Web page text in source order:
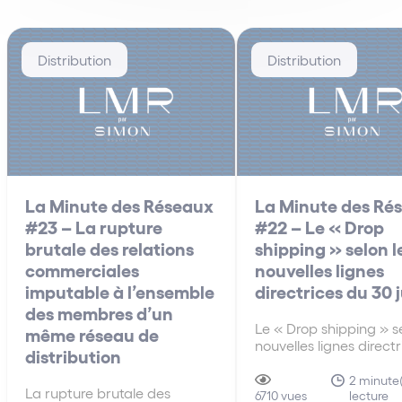
Distribution
La Minute des Réseaux
#23 – La rupture
brutale des relations
commerciales
imputable à l’ensemble
des membres d’un
même réseau de
distribution
La rupture brutale des
Distribution
La Minute des
#22 – Le « Drop
shipping » selon
nouvelles lignes
directrices du 30
Le « Drop shipping »
nouvelles lignes
anciennes lignes
de 2010, les nouvelles
6710 vues
2
lecture